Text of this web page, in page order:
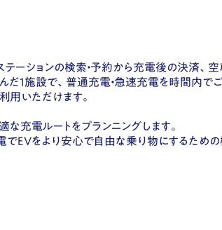
テーションの検索・予約から充電後の決済
だ1施設で、普通充電・急速充電を時間内
いただけます。
充電ルートをプランニングします。
EVをより安心で自由な乗り物にするため